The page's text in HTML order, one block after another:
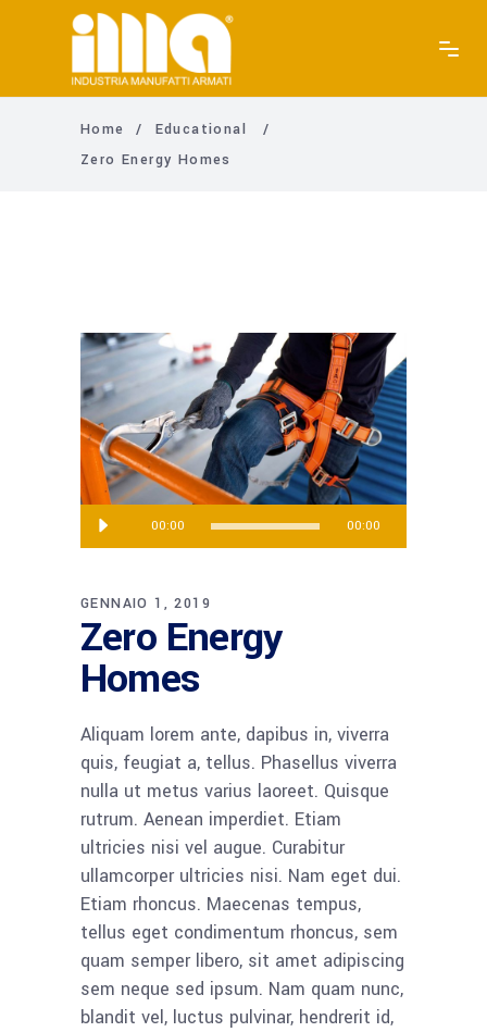
Home / Educational
/
Zero Energy Homes
Audio
Player
00:00 00:00
GENNAIO 1, 2019
Zero Energy
Homes
Aliquam lorem ante, dapibus in, viverra
quis, feugiat a, tellus. Phasellus viverra
nulla ut metus varius laoreet. Quisque
rutrum. Aenean imperdiet. Etiam
ultricies nisi vel augue. Curabitur
ullamcorper ultricies nisi. Nam eget dui.
Etiam rhoncus. Maecenas tempus,
tellus eget condimentum rhoncus, sem
quam semper libero, sit amet adipiscing
sem neque sed ipsum. Nam quam nunc,
blandit vel, luctus pulvinar, hendrerit id,